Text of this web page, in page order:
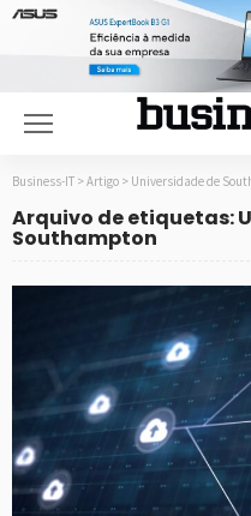
Business-IT > Artigo > Universidade de
Arquivo de etiquetas:
Southampton